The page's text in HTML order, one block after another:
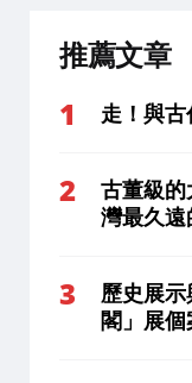
推薦文章
走！與
古董級的
灣最久遠
歷史展
閣」展